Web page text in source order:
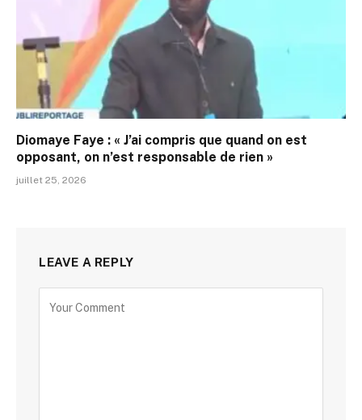
Diomaye Faye : « J’ai compris que quand on est
opposant, on n’est responsable de rien »
juillet 25, 2026
LEAVE A REPLY